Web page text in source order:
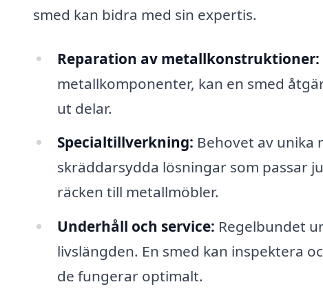
smed kan bidra med sin expertis.
Reparation av metallkonstruktioner:
metallkomponenter, kan en smed
ut delar.
Specialtillverkning: Behovet av unika
skräddarsydda lösningar som passar
räcken till metallmöbler.
Underhåll och service: Regelbundet
livslängden. En smed kan inspektera
de fungerar optimalt.